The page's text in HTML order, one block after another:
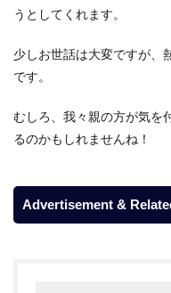
うとしてくれます。
少しお世話は大変ですが、
です。
むしろ、我々親の方が気を
るのかもしれませんね！
Advertisement &